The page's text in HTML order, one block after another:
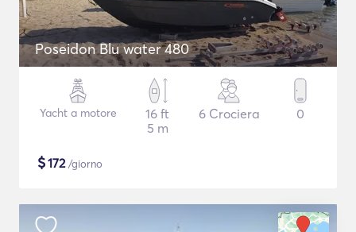
Poseidon Blu water 480
Yacht a motore
16 ft
5 m
6 Crociera 0
$172/giorno